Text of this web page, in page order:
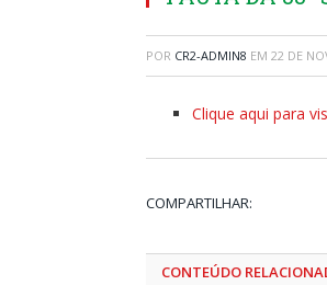
POR CR2-ADMIN8 EM 22 DE
Clique aqui para
COMPARTILHAR:
CONTEÚDO